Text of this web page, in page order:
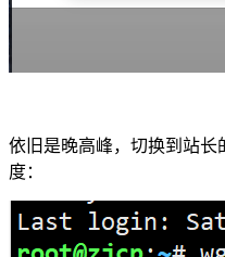
依旧是晚高峰，切换到站
度：